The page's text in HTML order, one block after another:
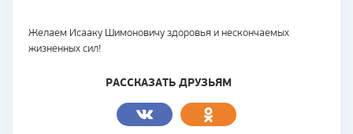
Желаем Исааку Шимоновичу здоровья и нескончаемых
жизненных сил!
РАССКАЗАТЬ ДРУЗЬЯМ